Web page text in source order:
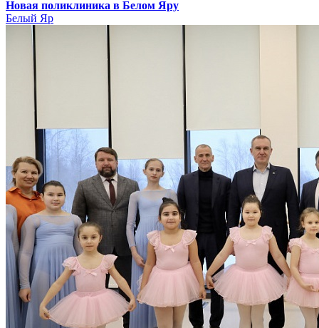
Новая поликлиника в Белом Яру
Белый Яр